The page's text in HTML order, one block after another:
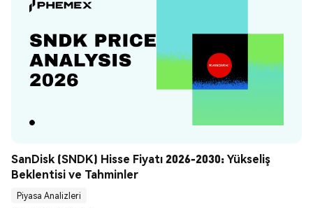
SanDisk (SNDK) Hisse Fiyatı 2026-2030: Yükseliş
Beklentisi ve Tahminler
Piyasa Analizleri